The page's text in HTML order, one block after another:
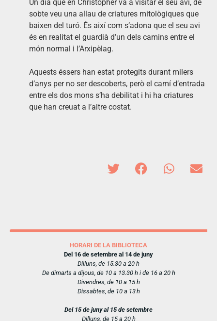
Un dia que en Christopher va a visitar el seu avi, de
sobte veu una allau de criatures mitològiques que
baixen del turó. És així com s’adona que el seu avi
és en realitat el guardià d’un dels camins entre el
món normal i l’Arxipèlag.
Aquests éssers han estat protegits durant milers
d’anys per no ser descoberts, però el camí d’entrada
entre els dos mons s’ha debilitat i hi ha criatures
que han creuat a l’altre costat.
HORARI DE LA BIBLIOTECA
Del 16 de setembre al 14 de juny
Dilluns, de 15.30 a 20 h
De dimarts a dijous, de 10 a 13.30 h i de 16 a 20 h
Divendres, de 10 a 15 h
Dissabtes, de 10 a 13 h
Del 15 de juny al 15 de setembre
Dilluns, de 15 a 20 h